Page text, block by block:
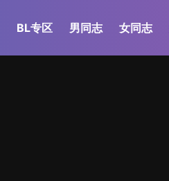
BL专区 男同志 女同志